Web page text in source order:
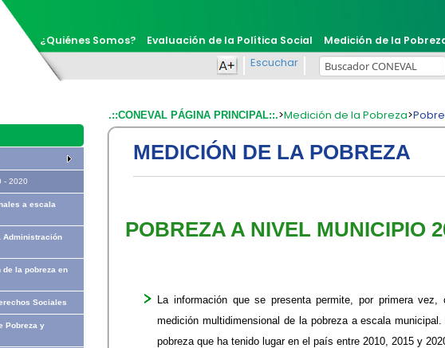
¿Quiénes Somos? Evaluación de la Política Social Medición de la
Escuchar
- 2020
a escala
Administración
la pobreza en
Sociales
Pobreza y
.::CONEVAL PÁGINA PRINCIPAL::.>Medición de la Pobreza>
MEDICIÓN DE LA POBREZA
POBREZA A NIVEL MUNICIPIO
La información que se presenta permite, por primera
medición multidimensional de la pobreza a escala
pobreza que ha tenido lugar en el país entre 2010, 2015 y